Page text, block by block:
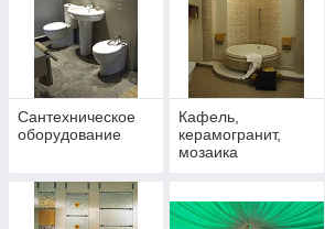
Сантехническое
оборудование
Кафель,
керамогранит,
мозаика